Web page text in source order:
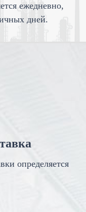
ежедневно,
дней.
определяется